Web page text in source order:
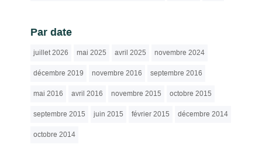
Par date
juillet 2026 mai 2025 avril 2025 novembre 2024
décembre 2019 novembre 2016 septembre 2016
mai 2016 avril 2016 novembre 2015 octobre 2015
septembre 2015 juin 2015 février 2015 décembre 2014
octobre 2014